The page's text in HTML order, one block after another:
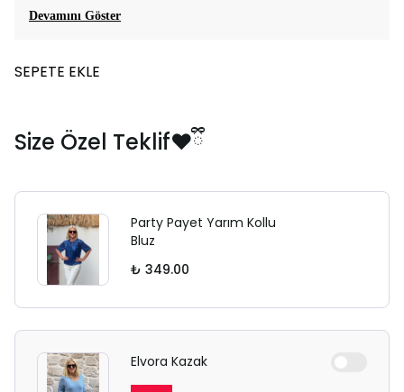
Devamını Göster
SEPETE EKLE
Size Özel Teklif❤️ྀི
Party Payet Yarım Kollu
Bluz
₺ 349.00
Elvora Kazak